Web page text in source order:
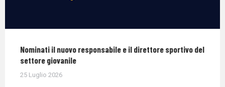
Nominati il nuovo responsabile e il direttore sportivo del
settore giovanile
25 Luglio 2026